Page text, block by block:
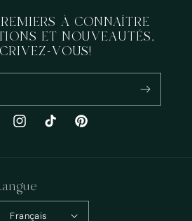
À CONNAÎTRE
ET NOUVEAUTÉS,
VOUS!
InstagramTikTok Pinterest
Français